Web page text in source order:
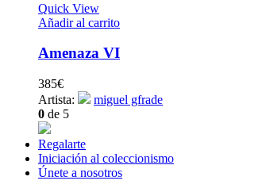
Quick View
Añadir al carrito
Amenaza VI
385€
Artista:
miguel gfrade
0 de 5
Regalarte
Iniciación al coleccionismo
Únete a nosotros